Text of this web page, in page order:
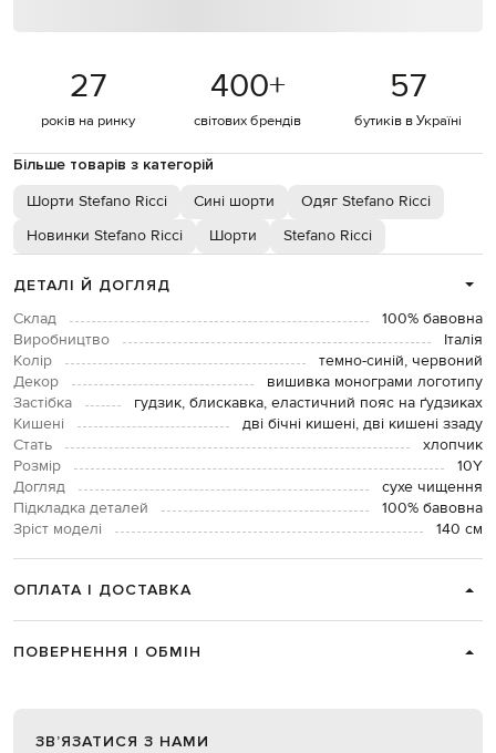
27
років на ринку
400+
світових брендів
57
бутиків в Україні
Більше товарів з категорій
Шорти Stefano Ricci Сині шорти
Одяг Stefano Ricci
Новинки Stefano Ricci
Шорти Stefano Ricci
ДЕТАЛІ Й ДОГЛЯД
Склад
100% бавовна
Виробництво
Італія
Колір
темно-синій, червоний
Декор
вишивка монограми логотипу
Застібка
гудзик, блискавка, еластичний пояс на ґудзиках
Кишені
дві бічні кишені, дві кишені ззаду
Стать
хлопчик
Розмір
10Y
Догляд
сухе чищення
Підкладка деталей
100% бавовна
Зріст моделі
140 см
ОПЛАТА І ДОСТАВКА
ПОВЕРНЕННЯ І ОБМІН
ЗВʼЯЗАТИСЯ З НАМИ